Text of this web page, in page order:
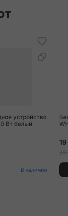
устройство
Вт белый
В наличии
23